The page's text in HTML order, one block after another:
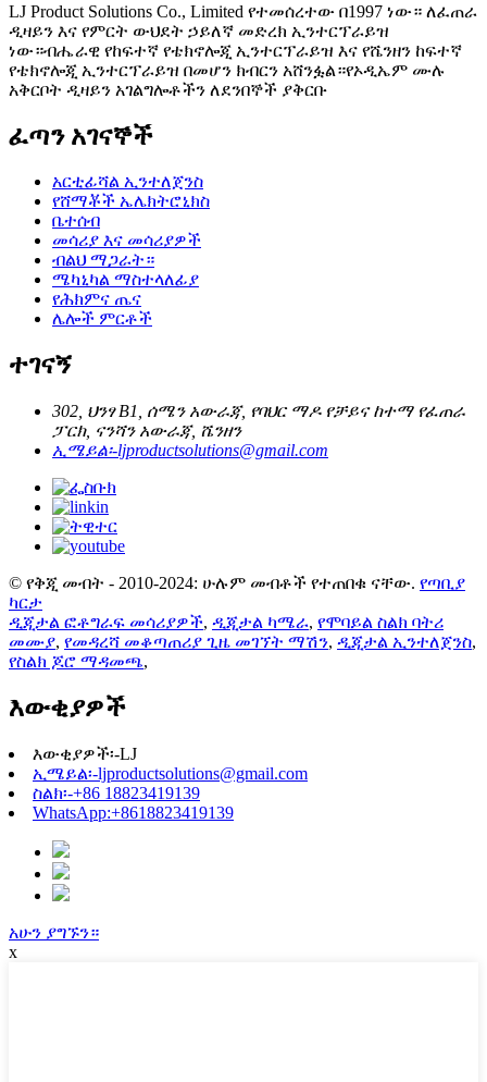
LJ Product Solutions Co., Limited የተመሰረተው በ1997 ነው። ለፈጠራ
ዲዛይን እና የምርት ውህደት ኃይለኛ መድረክ ኢንተርፕራይዝ
ነው።ብሔራዊ የከፍተኛ የቴክኖሎጂ ኢንተርፕራይዝ እና የሼንዘን ከፍተኛ
የቴክኖሎጂ ኢንተርፕራይዝ በመሆን ክብርን አሸንፏል።የኦዲኤም ሙሉ
አቅርቦት ዲዛይን አገልግሎቶችን ለደንበኞች ያቅርቡ
ፈጣን አገናኞች
አርቲፊሻል ኢንተለጀንስ
የሸማቾች ኤሌክትሮኒክስ
ቤተሰብ
መሳሪያ እና መሳሪያዎች
ብልህ ማጋራት።
ሜካኒካል ማስተላለፊያ
የሕክምና ጤና
ሌሎች ምርቶች
ተገናኝ
302, ህንፃ B1, ሰሜን አውራጃ, የባህር ማዶ የቻይና ከተማ የፈጠራ
ፓርክ, ናንሻን አውራጃ, ሼንዘን
ኢሜይል፡-ljproductsolutions@gmail.com
© የቅጂ መብት - 2010-2024: ሁሉም መብቶች የተጠበቁ ናቸው. የጣቢያ
ካርታ
ዲጂታል ፎቶግራፍ መሳሪያዎች, ዲጂታል ካሜራ, የሞባይል ስልክ ባትሪ
መሙያ, የመዳረሻ መቆጣጠሪያ ጊዜ መገኘት ማሽን, ዲጂታል ኢንተለጀንስ,
የስልክ ጆሮ ማዳመጫ,
እውቂያዎች
እውቂያዎች፡-LJ
ኢሜይል፡-ljproductsolutions@gmail.com
ስልክ፡-+86 18823419139
WhatsApp:+8618823419139
አሁን ያግኙን።
x